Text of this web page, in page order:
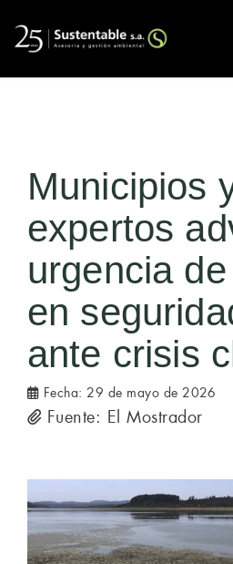
Municipios
expertos
urgencia
en
ante crisis
Fecha: 29 de mayo de 2026
Fuente: El Mostrador